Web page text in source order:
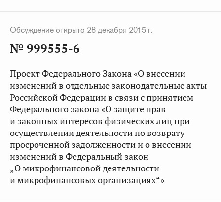
Обсуждение открыто 28 декабря 2015 г.
№ 999555-6
Проект Федерального Закона «О внесении
изменений в отдельные законодательные акты
Российской Федерации в связи с принятием
Федерального закона «О защите прав
и законных интересов физических лиц при
осуществлении деятельности по возврату
просроченной задолженности и о внесении
изменений в Федеральный закон
„О микрофинансовой деятельности
и микрофинансовых организациях“»